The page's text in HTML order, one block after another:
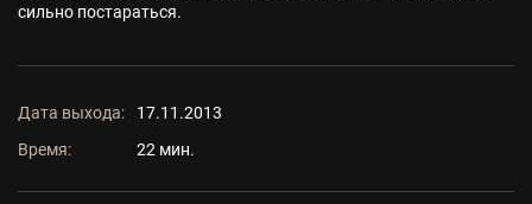
сильно постараться.
Дата выхода:
17.11.2013
Время:
22 мин.